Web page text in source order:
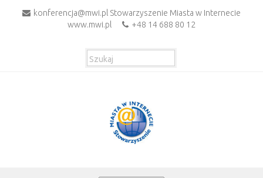
konferencja@mwi.pl Stowarzyszenie Miasta w Internecie
www.mwi.pl
+48 14 688 80 12